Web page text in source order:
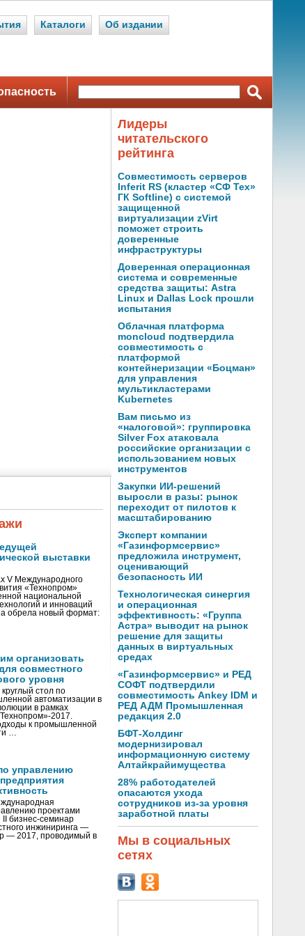
Каталоги Об издании
Лидеры
читательского
рейтинга
Совместимость серверов
Inferit RS (кластер «СФ Тех»
ГК Softline) с системой
защищенной
виртуализации zVirt
поможет строить
доверенные
инфраструктуры
Доверенная операционная
система и современные
средства защиты: Astra
Linux и Dallas Lock прошли
испытания
Облачная платформа
moncloud подтвердила
совместимость с
платформой
контейнеризации «Боцман»
для управления
мультикластерами
Kubernetes
Вам письмо из
«налоговой»: группировка
Silver Fox атаковала
российские организации с
использованием новых
инструментов
Закупки ИИ-решений
выросли в разы: рынок
переходит от пилотов к
масштабированию
Эксперт компании
«Газинформсервис»
предложила инструмент,
оценивающий
безопасность ИИ
Технологическая синергия
и операционная
эффективность: «Группа
Астра» выводит на рынок
решение для защиты
данных в виртуальных
средах
«Газинформсервис» и РЕД
СОФТ подтвердили
совместимость Ankey IDM и
РЕД АДМ Промышленная
редакция 2.0
БФТ-Холдинг
модернизировал
информационную систему
Алтайкрайимущества
28% работодателей
опасаются ухода
сотрудников из-за уровня
заработной платы
Мы в социальных
сетях
выставки
V Международного
«Технопром»
национальной
и инноваций
обрела новый формат:
организовать
совместного
уровня
стол по
автоматизации в
в рамках
2017.
к промышленной
…
управлению
проектами
бизнес-семинар
инжиниринга —
— 2017, проводимый в